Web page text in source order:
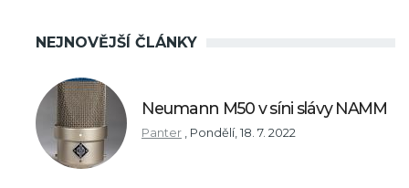
NEJNOVĚJŠÍ ČLÁNKY
Neumann M50 v síni slávy NAMM
Panter , Pondělí, 18. 7. 2022